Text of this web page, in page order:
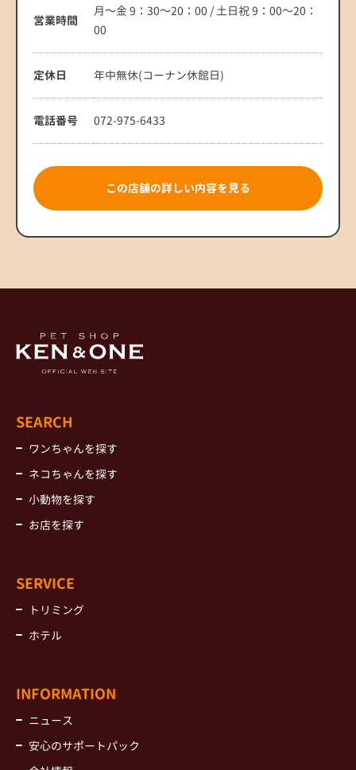
営業時間
月～金 9：30～20：00 / 土日祝 9：00～20：
00
定休日 年中無休(コーナン休館日)
電話番号 072-975-6433
この店舗の詳しい内容を見る
SEARCH
ワンちゃんを探す
ネコちゃんを探す
小動物を探す
お店を探す
SERVICE
トリミング
ホテル
INFORMATION
ニュース
安心のサポートパック